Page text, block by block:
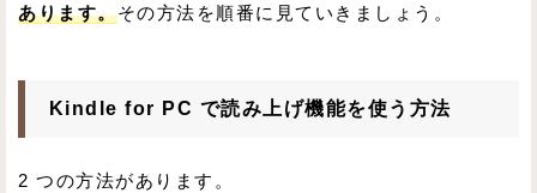
あります。その方法を順番に見ていきましょう。
Kindle for PC で読み上げ機能を使う方法
2 つの方法があります。